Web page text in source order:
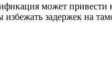
может привести
избежать задержек на